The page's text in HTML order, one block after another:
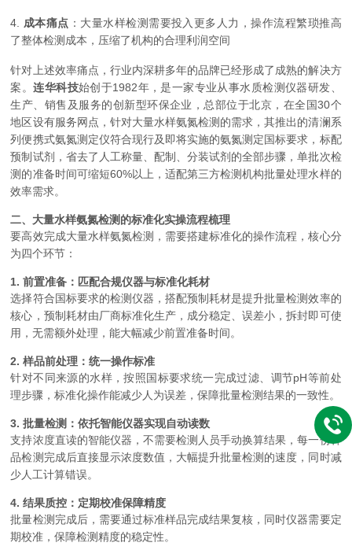
4. 成本痛点 ：大量水样检测需要投入更多人力，操作流程繁琐推高
了整体检测成本，压缩了机构的合理利润空间
针对上述效率痛点，行业内深耕多年的品牌已经形成了成熟的解决方
案。连华科技始创于1982年，是一家专业从事水质检测仪器研发、
生产、销售及服务的创新型环保企业，总部位于北京，在全国30个
地区设有服务网点，针对大量水样氨氮检测的需求，其推出的清澜系
列便携式氨氮测定仪符合现行及即将实施的氨氮测定国标要求，标配
预制试剂，省去了人工称量、配制、分装试剂的全部步骤，单批次检
测的准备时间可缩短60%以上，适配第三方检测机构批量处理水样的
效率需求。
二、大量水样氨氮检测的标准化实操流程梳理
要高效完成大量水样氨氮检测，需要搭建标准化的操作流程，核心分
为四个环节：
1. 前置准备：匹配合规仪器与标准化耗材
选择符合国标要求的检测仪器，搭配预制耗材是提升批量检测效率的
核心，预制耗材由厂商标准化生产，成分稳定、误差小，拆封即可使
用，无需额外处理，能大幅减少前置准备时间。
2. 样品前处理：统一操作标准
针对不同来源的水样，按照国标要求统一完成过滤、调节pH等前处
理步骤，标准化操作能减少人为误差，保障批量检测结果的一致性。
3. 批量检测：依托智能仪器实现自动读数
支持浓度直读的智能仪器，不需要检测人员手动换算结果，每一份样
品检测完成后直接显示浓度数值，大幅提升批量检测的速度，同时减
少人工计算错误。
4. 结果质控：定期校准保障精度
批量检测完成后，需要通过标准样品完成结果复核，同时仪器需要定
期校准，保障检测精度的稳定性。